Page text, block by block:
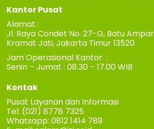
Kantor Pusat
Alamat :
Jl. Raya Condet No. 27-G, Batu
Kramat Jati, Jakarta Timur 13520
Jam Operasional Kantor :
Senin – Jumat : 08.30 – 17.00 WIB
Kontak
Pusat Layanan dan Informasi
Tel: (021) 8778 7325
Whatsapp: 0812 1414 789